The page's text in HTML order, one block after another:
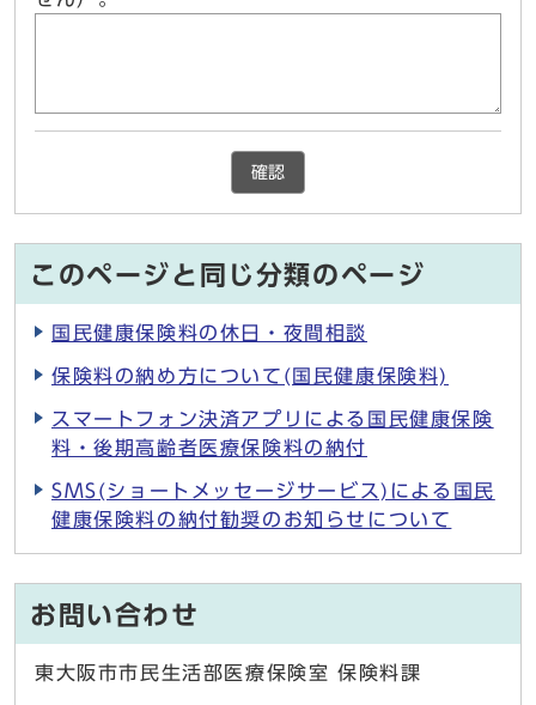
確認
このページと同じ分類のページ
国民健康保険料の休日・夜間相談
保険料の納め方について(国民健康保険料)
スマートフォン決済アプリによる国民健康保険
料・後期高齢者医療保険料の納付
SMS(ショートメッセージサービス)による国民
健康保険料の納付勧奨のお知らせについて
お問い合わせ
東大阪市市民生活部医療保険室 保険料課